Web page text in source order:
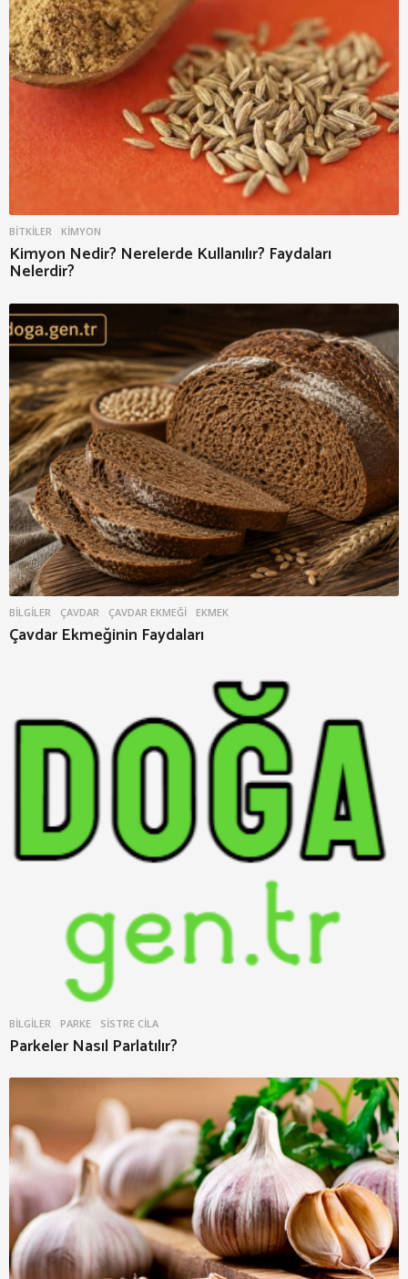
BITKILER KIMYON
Kimyon Nedir? Nerelerde Kullanılır? Faydaları
Nelerdir?
BILGILER ÇAVDAR ,ÇAVDAR EKMEĞI ,EKMEK
Çavdar Ekmeğinin Faydaları
BILGILER PARKE ,SISTRE CILA
Parkeler Nasıl Parlatılır?